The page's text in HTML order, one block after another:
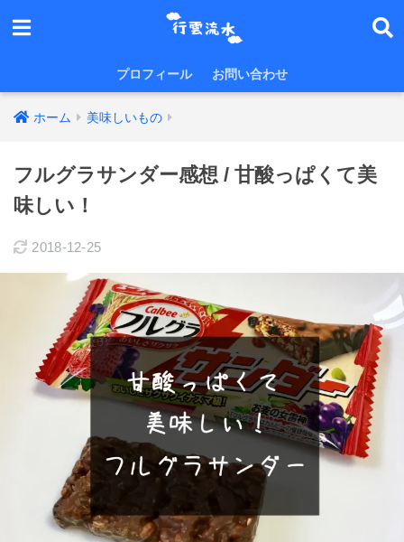
プロフィール お問い合わせ
ホーム 美味しいもの
フルグラサンダー感想 / 甘酸っぱくて美
味しい！
2018-12-25